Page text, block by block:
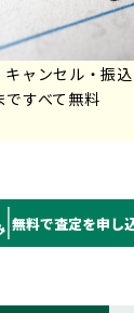
キャンセル・振
ですべて無料
無料で査定を申し